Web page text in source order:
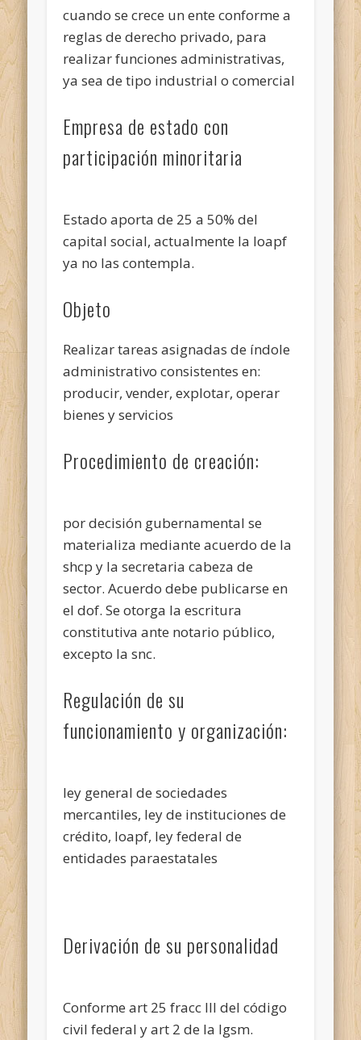
cuando se crece un ente conforme a
reglas de derecho privado, para
realizar funciones administrativas,
ya sea de tipo industrial o comercial
Empresa de estado con
participación minoritaria
Estado aporta de 25 a 50% del
capital social, actualmente la loapf
ya no las contempla.
Objeto
Realizar tareas asignadas de índole
administrativo consistentes en:
producir, vender, explotar, operar
bienes y servicios
Procedimiento de creación:
por decisión gubernamental se
materializa mediante acuerdo de la
shcp y la secretaria cabeza de
sector. Acuerdo debe publicarse en
el dof. Se otorga la escritura
constitutiva ante notario público,
excepto la snc.
Regulación de su
funcionamiento y organización:
ley general de sociedades
mercantiles, ley de instituciones de
crédito, loapf, ley federal de
entidades paraestatales
Derivación de su personalidad
Conforme art 25 fracc III del código
civil federal y art 2 de la lgsm.